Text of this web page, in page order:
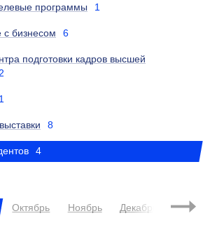
программы 1
с бизнесом 6
подготовки кадров высшей
2
1
8
4
Октябрь Ноябрь Декабрь